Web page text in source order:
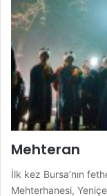
Mehteran
İlk kez Bursa’nın
Mehterhanesi,